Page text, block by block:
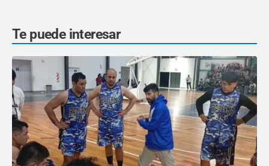
Te puede interesar